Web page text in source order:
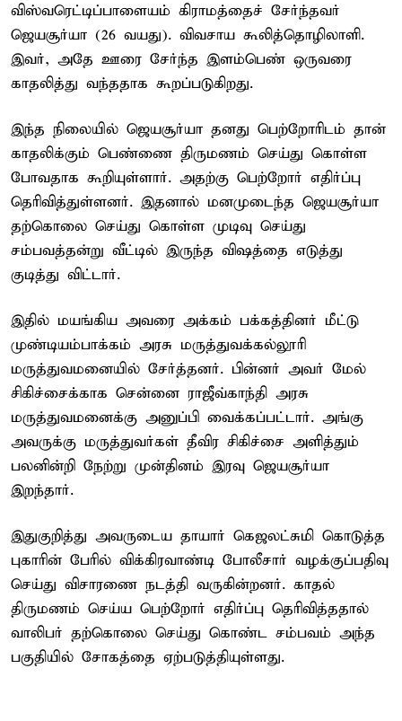
விஸ்வரெட்டிப்பாளையம் கிராமத்தைச் சேர்ந்தவர்
ஜெயசூர்யா (26 வயது). விவசாய கூலித்தொழிலாளி.
இவர், அதே ஊரை சேர்ந்த இளம்பெண் ஒருவரை
காதலித்து வந்ததாக கூறப்படுகிறது.
இந்த நிலையில் ஜெயசூர்யா தனது பெற்றோரிடம் தான்
காதலிக்கும் பெண்ணை திருமணம் செய்து கொள்ள
போவதாக கூறியுள்ளார். அதற்கு பெற்றோர் எதிர்ப்பு
தெரிவித்துள்ளனர். இதனால் மனமுடைந்த ஜெயசூர்யா
தற்கொலை செய்து கொள்ள முடிவு செய்து
சம்பவத்தன்று வீட்டில் இருந்த விஷத்தை எடுத்து
குடித்து விட்டார்.
இதில் மயங்கிய அவரை அக்கம் பக்கத்தினர் மீட்டு
முண்டியம்பாக்கம் அரசு மருத்துவக்கல்லூரி
மருத்துவமனையில் சேர்த்தனர். பின்னர் அவர் மேல்
சிகிச்சைக்காக சென்னை ராஜீவ்காந்தி அரசு
மருத்துவமனைக்கு அனுப்பி வைக்கப்பட்டார். அங்கு
அவருக்கு மருத்துவர்கள் தீவிர சிகிச்சை அளித்தும்
பலனின்றி நேற்று முன்தினம் இரவு ஜெயசூர்யா
இறந்தார்.
இதுகுறித்து அவருடைய தாயார் கெஜலட்சுமி கொடுத்த
புகாரின் பேரில் விக்கிரவாண்டி போலீசார் வழக்குப்பதிவு
செய்து விசாரணை நடத்தி வருகின்றனர். காதல்
திருமணம் செய்ய பெற்றோர் எதிர்ப்பு தெரிவித்ததால்
வாலிபர் தற்கொலை செய்து கொண்ட சம்பவம் அந்த
பகுதியில் சோகத்தை ஏற்படுத்தியுள்ளது.